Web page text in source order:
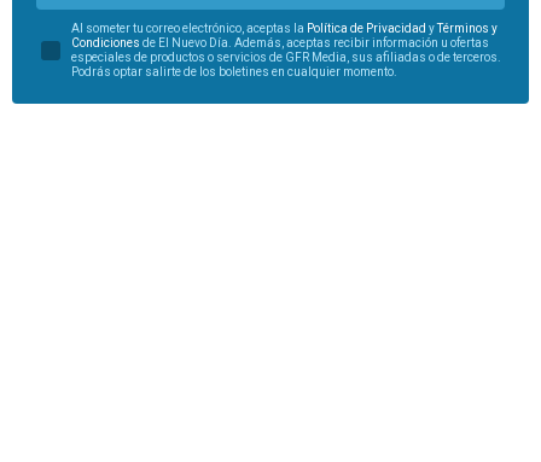
Al someter tu correo electrónico, aceptas la Política de Privacidad yTérminos y
Condiciones de El Nuevo Día. Además, aceptas recibir información u ofertas
especiales de productos o servicios de GFR Media, sus afiliadas o de terceros.
Podrás optar salirte de los boletines en cualquier momento.